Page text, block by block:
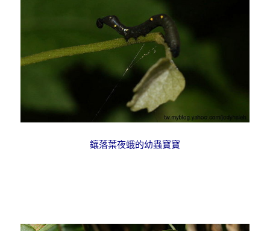
鑲落葉夜蛾的幼蟲寶寶